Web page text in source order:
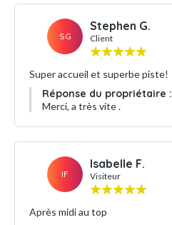
SG
Stephen G.
Client
Super accueil et superbe piste!
Réponse du propriétaire :
Merci, a très vite .
IF
Isabelle F.
Visiteur
Après midi au top